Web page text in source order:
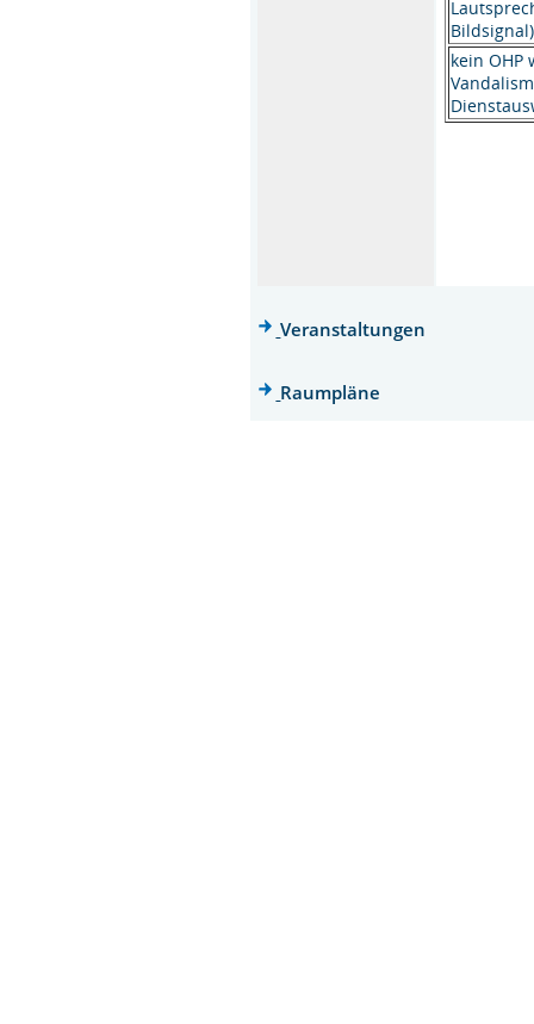
Bildsignal)
kein OHP
Veranstaltungen
Raumpläne